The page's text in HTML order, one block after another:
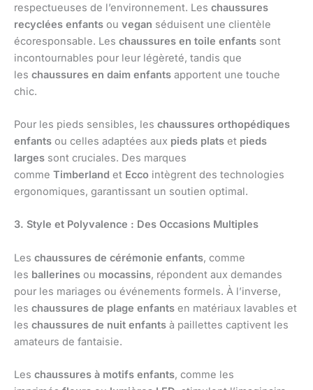
respectueuses de l’environnement. Les chaussures
recyclées enfants ou vegan séduisent une clientèle
écoresponsable. Les chaussures en toile enfants sont
incontournables pour leur légèreté, tandis que
les chaussures en daim enfants apportent une touche
chic.
Pour les pieds sensibles, les chaussures orthopédiques
enfants ou celles adaptées aux pieds plats et pieds
larges sont cruciales. Des marques
comme Timberland et Ecco intègrent des technologies
ergonomiques, garantissant un soutien optimal.
3. Style et Polyvalence : Des Occasions Multiples
Les chaussures de cérémonie enfants, comme
les ballerines ou mocassins, répondent aux demandes
pour les mariages ou événements formels. À l’inverse,
les chaussures de plage enfants en matériaux lavables et
les chaussures de nuit enfants à paillettes captivent les
amateurs de fantaisie.
Les chaussures à motifs enfants, comme les